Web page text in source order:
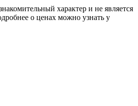
характер и не является
о ценах можно узнать у